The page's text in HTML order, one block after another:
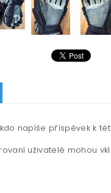
napíše příspěvek k
uživatelé mohou